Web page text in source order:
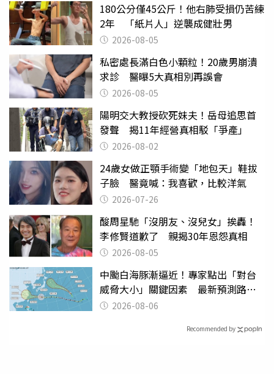
180公分僅45公斤！他右肺受損仍苦練
2年 「紙片人」逆襲成健壯男
2026-08-05
私密處長滿白色小顆粒！20歲男崩潰
求診 醫曝5大真相別再誤會
2026-08-05
陽明交大教授砍死妹夫！岳母追思首
發聲 揭11年經營真相駁「爭產」
2026-08-02
24歲女做正顎手術變「地包天」鞋拔
子臉 醫竟喊：我喜歡，比較洋氣
2026-07-26
酸周星馳「沒朋友、沒兒女」挨轟！
李修賢道歉了 親揭30年恩怨真相
2026-08-05
中颱白海豚漸逼近！專家點出「對台
威脅大小」關鍵因素 最新預測路徑
曝 2026-08-06
Recommended by